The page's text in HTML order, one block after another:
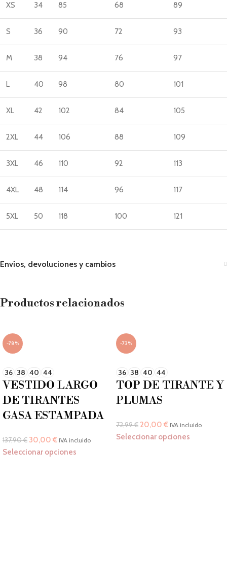
XS 34 85 68 89
S 36 90 72 93
M 38 94 76 97
L 40 98 80 101
XL 42 102 84 105
2XL 44 106 88 109
3XL 46 110 92 113
4XL 48 114 96 117
5XL 50 118 100 121
Envíos, devoluciones y cambios
Productos relacionados
-78%
36 38 40 44
VESTIDO LARGO
DE TIRANTES
GASA ESTAMPADA
137,90€ 30,00 € IVA incluido
Seleccionar opciones
-73%
36 38 40 44
TOP DE TIRANTE Y
PLUMAS
72,99€ 20,00 € IVA incluido
Seleccionar opciones